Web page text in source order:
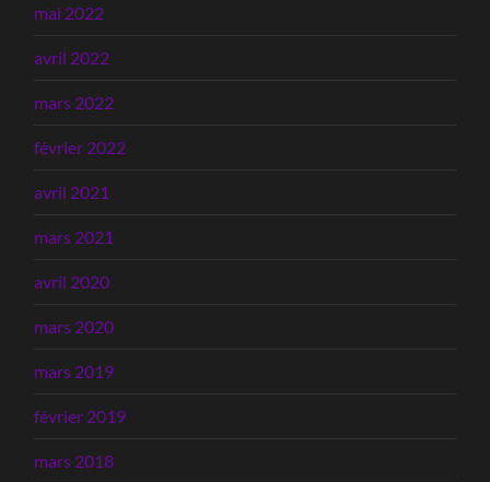
mai 2022
avril 2022
mars 2022
février 2022
avril 2021
mars 2021
avril 2020
mars 2020
mars 2019
février 2019
mars 2018